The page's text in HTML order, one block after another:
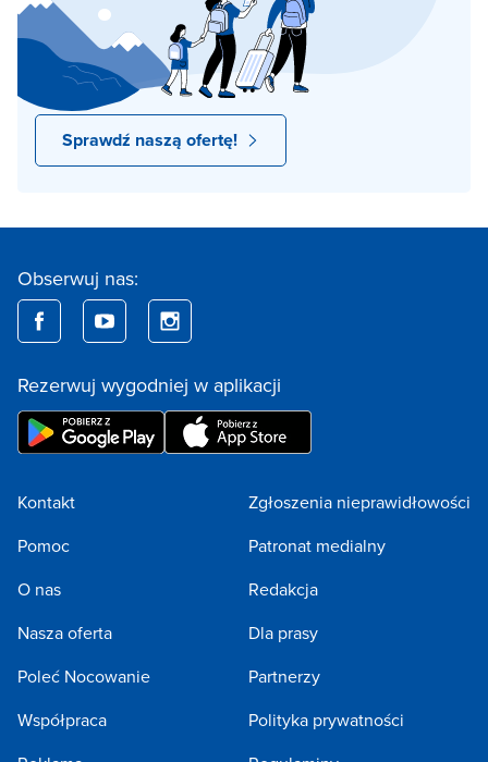
Sprawdź naszą ofertę!
Obserwuj nas:
Rezerwuj wygodniej w aplikacji
Kontakt
Pomoc
O nas
Nasza oferta
Poleć Nocowanie
Współpraca
Zgłoszenia nieprawidłowości
Patronat medialny
Redakcja
Dla prasy
Partnerzy
Polityka prywatności